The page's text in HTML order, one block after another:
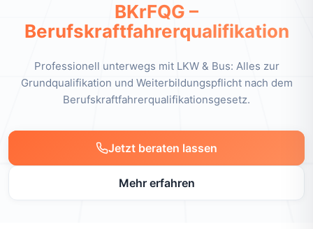
BKrFQG –
Berufskraftfahrer­qualifikation
Professionell unterwegs mit LKW & Bus: Alles zur
Grundqualifikation und Weiterbildungspflicht nach dem
Berufskraftfahrerqualifikationsgesetz.
Jetzt beraten lassen
Mehr erfahren